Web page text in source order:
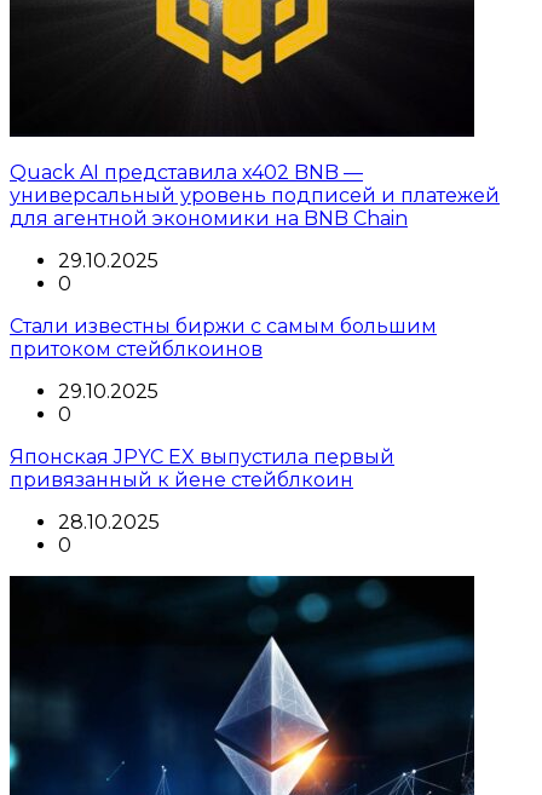
Quack AI представила x402 BNB —
универсальный уровень подписей и платежей
для агентной экономики на BNB Chain
29.10.2025
0
Стали известны биржи с самым большим
притоком стейблкоинов
29.10.2025
0
Японская JPYC EX выпустила первый
привязанный к йене стейблкоин
28.10.2025
0